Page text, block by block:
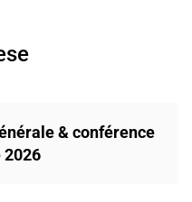
& conférence
2026